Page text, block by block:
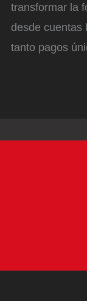
transformar la
desde cuentas
tanto pagos